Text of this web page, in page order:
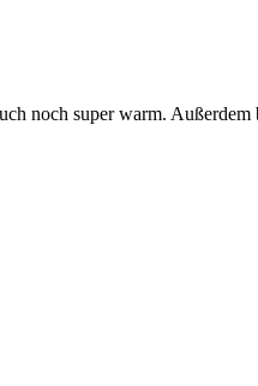
noch super warm. Außerdem